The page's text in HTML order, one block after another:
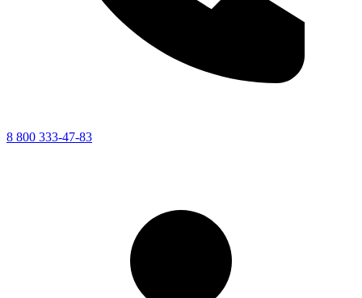
8 800 333-47-83